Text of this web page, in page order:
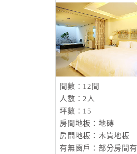
間數：12間
人數：2人
坪數：15
房間地板：地磚
房間地板：木質地板
有無窗戶：部分房間有